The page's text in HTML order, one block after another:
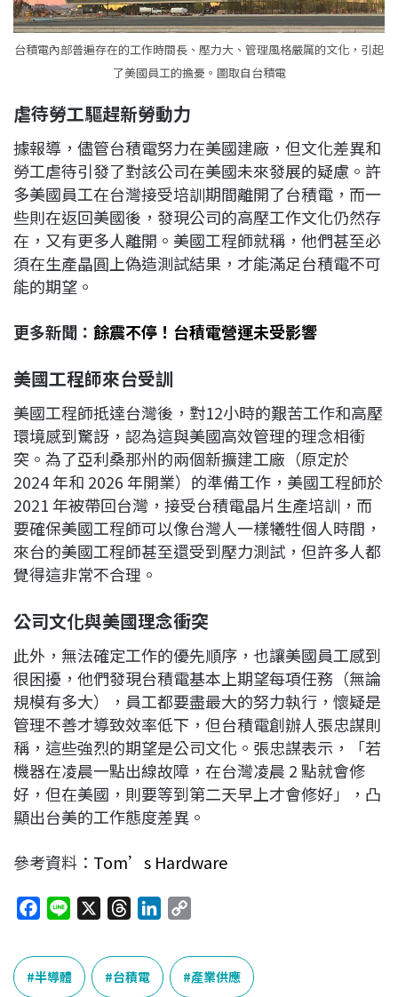
台積電內部普遍存在的工作時間長、壓力大、管理風格嚴厲的文化，引起
了美國員工的擔憂。圖取自台積電
虐待勞工驅趕新勞動力
據報導，儘管台積電努力在美國建廠，但文化差異和
勞工虐待引發了對該公司在美國未來發展的疑慮。許
多美國員工在台灣接受培訓期間離開了台積電，而一
些則在返回美國後，發現公司的高壓工作文化仍然存
在，又有更多人離開。美國工程師就稱，他們甚至必
須在生產晶圓上偽造測試結果，才能滿足台積電不可
能的期望。
更多新聞： 餘震不停！台積電營運未受影響
美國工程師來台受訓
美國工程師抵達台灣後，對12小時的艱苦工作和高壓
環境感到驚訝，認為這與美國高效管理的理念相衝
突。為了亞利桑那州的兩個新擴建工廠（原定於
2024 年和 2026 年開業）的準備工作，美國工程師於
2021 年被帶回台灣，接受台積電晶片生產培訓，而
要確保美國工程師可以像台灣人一樣犧牲個人時間，
來台的美國工程師甚至還受到壓力測試，但許多人都
覺得這非常不合理。
公司文化與美國理念衝突
此外，無法確定工作的優先順序，也讓美國員工感到
很困擾，他們發現台積電基本上期望每項任務（無論
規模有多大），員工都要盡最大的努力執行，懷疑是
管理不善才導致效率低下，但台積電創辦人張忠謀則
稱，這些強烈的期望是公司文化。張忠謀表示，「若
機器在凌晨一點出線故障，在台灣凌晨 2 點就會修
好，但在美國，則要等到第二天早上才會修好」，凸
顯出台美的工作態度差異。
參考資料： Tom’s Hardware
c
e
n
e
r
e
k
p
y
半導體 台積電 產業供應